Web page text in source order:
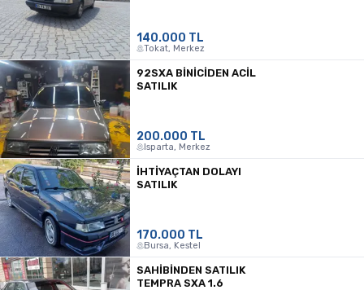
140.000 TL
Tokat, Merkez
92SXA BINICIDEN ACIL
SATILIK
200.000 TL
Isparta, Merkez
IHTIYAÇTAN DOLAYI
SATILIK
170.000 TL
Bursa, Kestel
SAHİBİNDEN SATILIK
TEMPRA SXA 1.6